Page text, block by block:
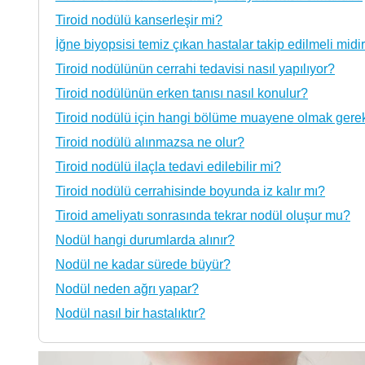
Tiroid nodülü kanserleşir mi?
İğne biyopsisi temiz çıkan hastalar takip edilmeli
Tiroid nodülünün cerrahi tedavisi nasıl yapılıyor?
Tiroid nodülünün erken tanısı nasıl konulur?
Tiroid nodülü için hangi bölüme muayene olmak
Tiroid nodülü alınmazsa ne olur?
Tiroid nodülü ilaçla tedavi edilebilir mi?
Tiroid nodülü cerrahisinde boyunda iz kalır mı?
Tiroid ameliyatı sonrasında tekrar nodül oluşur mu?
Nodül hangi durumlarda alınır?
Nodül ne kadar sürede büyür?
Nodül neden ağrı yapar?
Nodül nasıl bir hastalıktır?